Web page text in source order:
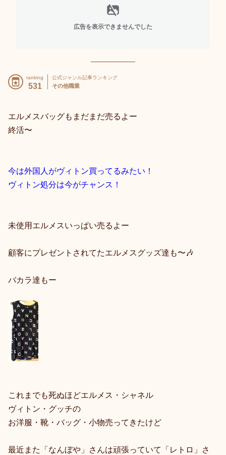
広告を表示できませんでした
ranking
531
公式ジャンル記事ランキング
その他職業
エルメスバッグもまだまだ売るよー
終活〜
今は外国人がヴィトン買ってるみたい！
ヴィトン処分は今がチャンス！
未使用エルメスいっぱい売るよー
顧客にプレゼントされてたエルメスグッズ達も〜🎶
バカラ達もー
これまでも死ぬほどエルメス・シャネル
ヴィトン・グッチの
お洋服・靴・バッグ・小物売ってきたけど
最近また「なんぼや」さんは頑張っていて「レトロ」さ